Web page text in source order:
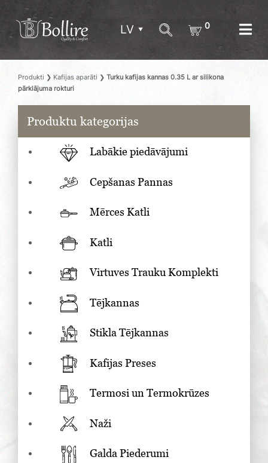
LV 0
Produkti ❯ Kafijas aparāti ❯ Turku kafijas kannas 0.35 L ar silikona
pārklājuma rokturi
Produktu kategorijas
Labākie piedāvājumi
Cepšanas Pannas
Mērces Katli
Katli
Virtuves Trauku Komplekti
Tējkannas
Stikla Tējkannas
Kafijas Preses
Termosi un Termokrūzes
Naži
Galda Piederumi